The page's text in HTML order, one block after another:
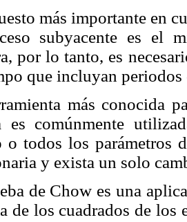
más importante en
subyacente es el
por lo tanto, es
que incluyan
más conocida
es comúnmente
o todos los parámetros
y exista un solo
de Chow es una
de los cuadrados de los